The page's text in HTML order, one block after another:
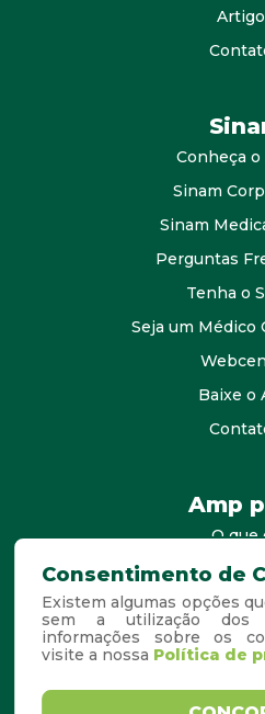
Conheça o
Sinam
Sinam
Perguntas
Tenha o
Seja um Médico
Baixe o
Amp
O que
Agende
Perguntas
Consentimento de
Existem algumas opções
sem a utilização dos
informações sobre os
visite a nossa Política de